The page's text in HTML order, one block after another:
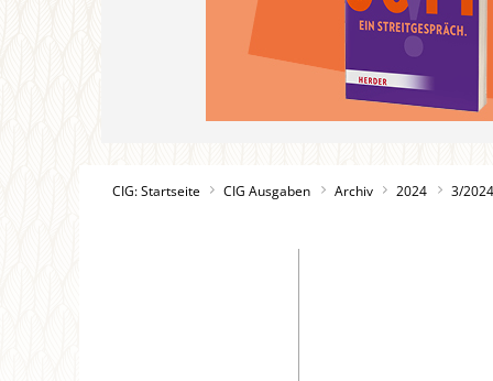
CIG: Startseite CIG Ausgaben Archiv 2024 3/2024